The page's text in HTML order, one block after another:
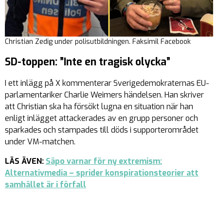
Christian Zedig under polisutbildningen. Faksimil Facebook
SD-toppen: ”Inte en tragisk olycka”
I ett inlägg på X kommenterar Sverigedemokraternas EU-
parlamentariker Charlie Weimers händelsen. Han skriver
att Christian ska ha försökt lugna en situation när han
enligt inlägget attackerades av en grupp personer och
sparkades och stampades till döds i supporterområdet
under VM-matchen.
LÄS ÄVEN: Säpo varnar för ny extremism:
Alternativmedia – sprider konspirationsteorier att
samhället är i förfall